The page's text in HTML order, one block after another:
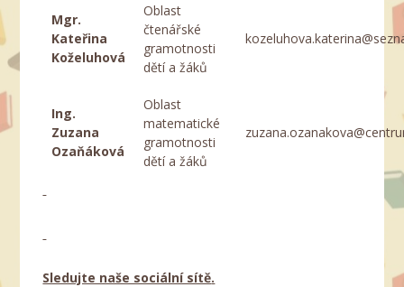
Mgr.
Kateřina
Koželuhová
Oblast
čtenářské
gramotnosti
dětí a žáků
Ing.
Zuzana
Ozaňáková
Oblast
matematické
gramotnosti
dětí a žáků
Sledujte naše sociální sítě.